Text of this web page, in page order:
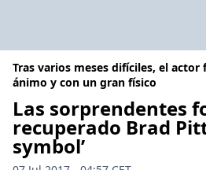
Tras varios meses difíciles, el
ánimo y con un gran físico
Las sorprendentes
recuperado Brad
symbol’